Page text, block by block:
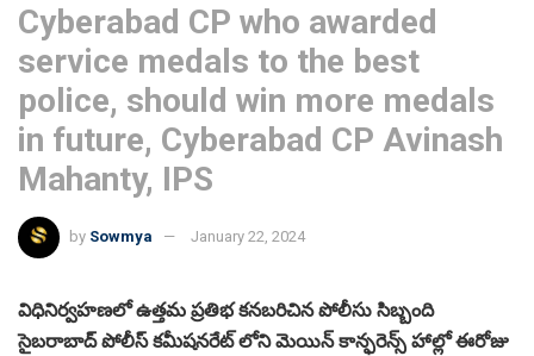
Cyberabad CP who awarded
service medals to the best
police, should win more medals
in future, Cyberabad CP Avinash
Mahanty, IPS
by Sowmya January 22, 2024
విధినిర్వహణలో ఉత్తమ ప్రతిభ కనబరిచిన పోలీసు సిబ్బంది
సైబరాబాద్ పోలీస్ కమీషనరేట్ లోని మెయిన్ కాన్ఫరెన్స్ హాల్లో ఈరోజు